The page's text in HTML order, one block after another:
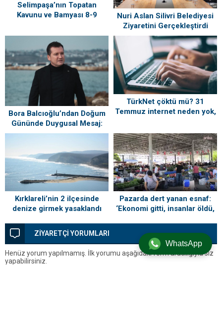
Selimpaşa’nın Topatan
Kavunu ve Bamyası 8-9
Buluşuyor
Nuri Aslan Silivri Belediyesi
Ziyaretini Gerçekleştirdi
Bora Balcıoğlu’ndan Doğum
Gününde Duygusal Mesaj:
“Silivri’mi Çok Özlüyorum”
TürkNet çöktü mü? 31
Temmuz internet neden yok,
Kırklareli’nin 2 ilçesinde
denize girmek yasaklandı
Pazarda dert yanan esnaf:
‘Ekonomi gitti, insanlar öldü,
ZİYARETÇİ YORUMLARI
Henüz yorum yapılmamış. İlk yorumu aşağıdaki form aracılığıyla siz
yapabilirsiniz.
WhatsApp